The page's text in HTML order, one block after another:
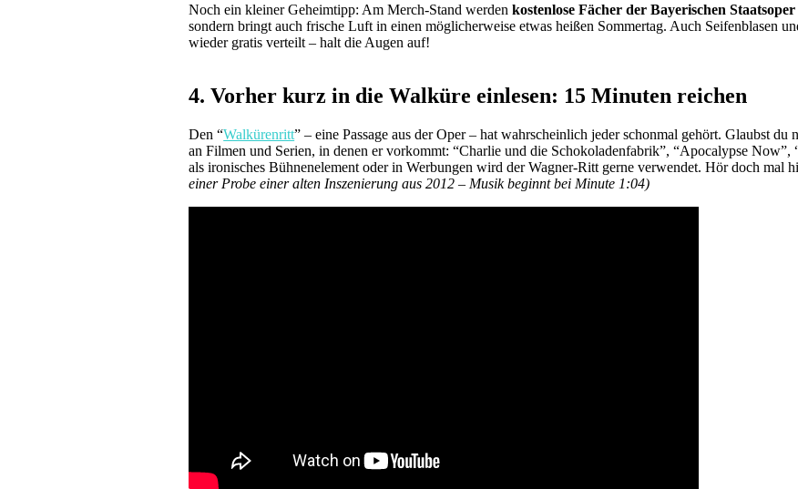
Noch ein kleiner Geheimtipp: Am Merch-Stand werdenkostenlose Fächer der Bayerischen Staatsoper
sondern bringt auch frische Luft in einen möglicherweise etwas heißen Sommertag. Auch Seifenblasen
wieder gratis verteilt – halt die Augen auf!
4. Vorher kurz in die Walküre einlesen: 15 Minuten reichen
Den “Walkürenritt” – eine Passage aus der Oper – hat wahrscheinlich jeder schonmal gehört. Glaubst
an Filmen und Serien, in denen er vorkommt: “Charlie und die Schokoladenfabrik”, “Apocalypse Now”,
als ironisches Bühnenelement oder in Werbungen wird der Wagner-Ritt gerne verwendet. Hör doch mal
einer Probe einer alten Inszenierung aus 2012 – Musik beginnt bei Minute 1:04)